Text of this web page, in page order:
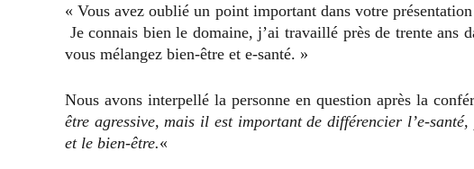
« Vous avez oublié un point important dans votre
Je connais bien le domaine, j’ai travaillé près de trente ans
vous mélangez bien-être et e-santé. »
Nous avons interpellé la personne en question après la
être agressive, mais il est important de différencier l’e-
et le bien-être.«